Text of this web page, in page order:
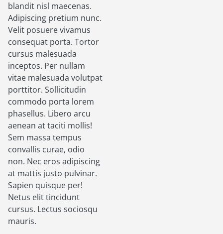
blandit nisl maecenas.
Adipiscing pretium nunc.
Velit posuere vivamus
consequat porta. Tortor
cursus malesuada
inceptos. Per nullam
vitae malesuada volutpat
porttitor. Sollicitudin
commodo porta lorem
phasellus. Libero arcu
aenean at taciti mollis!
Sem massa tempus
convallis curae, odio
non. Nec eros adipiscing
at mattis justo pulvinar.
Sapien quisque per!
Netus elit tincidunt
cursus. Lectus sociosqu
mauris.